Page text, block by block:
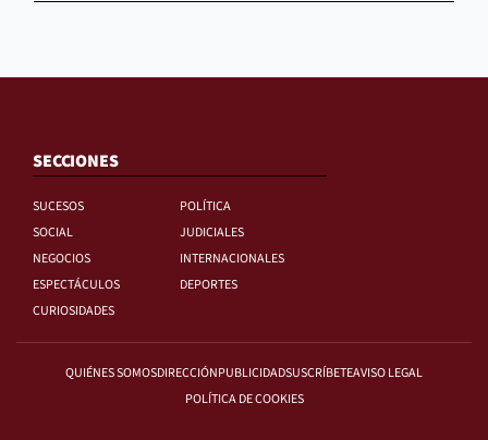
SECCIONES
SUCESOS
POLÍTICA
SOCIAL
JUDICIALES
NEGOCIOS
INTERNACIONALES
ESPECTÁCULOS
DEPORTES
CURIOSIDADES
QUIÉNES SOMOSDIRECCIÓNPUBLICIDADSUSCRÍBETEAVISO LEGAL
POLÍTICA DE COOKIES